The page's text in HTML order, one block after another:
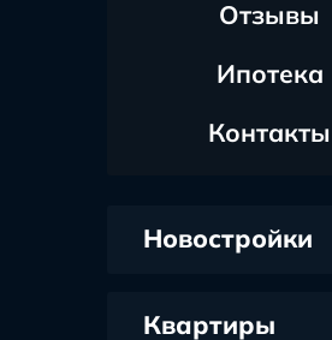
Отзывы
Ипотека
Контакты
Новостройки
Квартиры